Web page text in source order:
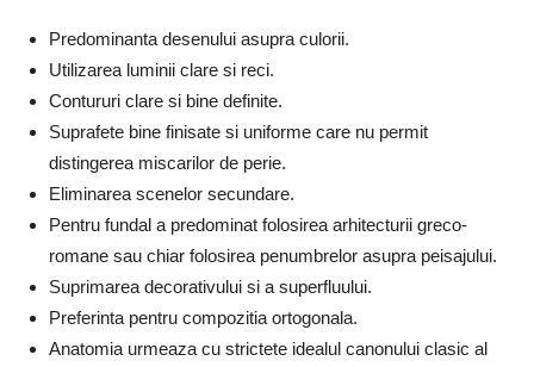
Predominanta desenului asupra culorii.
Utilizarea luminii clare si reci.
Contururi clare si bine definite.
Suprafete bine finisate si uniforme care nu permit
distingerea miscarilor de perie.
Eliminarea scenelor secundare.
Pentru fundal a predominat folosirea arhitecturii greco-
romane sau chiar folosirea penumbrelor asupra peisajului.
Suprimarea decorativului si a superfluului.
Preferinta pentru compozitia ortogonala.
Anatomia urmeaza cu strictete idealul canonului clasic al